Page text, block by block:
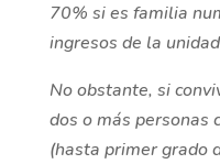
70% si es familia
ingresos de la
No obstante, si
dos o más personas
(hasta primer grado